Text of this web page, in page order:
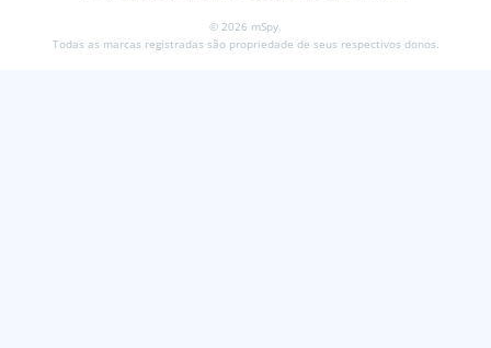
© 2026 mSpy.
Todas as marcas registradas são propriedade de seus respectivos donos.